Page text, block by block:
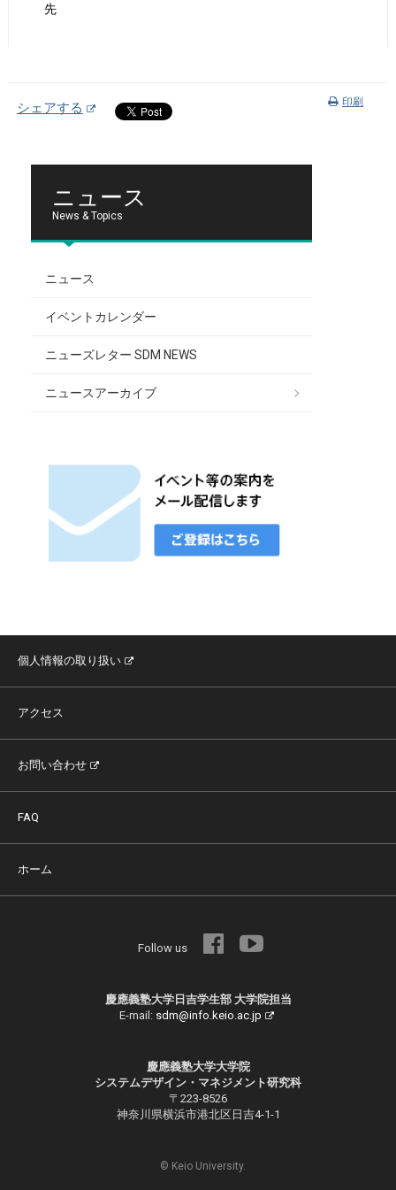
先
シェアする 印刷
ニュース
News & Topics
ニュース
イベントカレンダー
ニューズレター SDM NEWS
ニュースアーカイブ
個人情報の取り扱い
アクセス
お問い合わせ
FAQ
ホーム
Follow us
慶應義塾大学日吉学生部 大学院担当
E-mail: sdm@info.keio.ac.jp
慶應義塾大学大学院
システムデザイン・マネジメント研究科
〒223-8526
神奈川県横浜市港北区日吉4-1-1
© Keio University.